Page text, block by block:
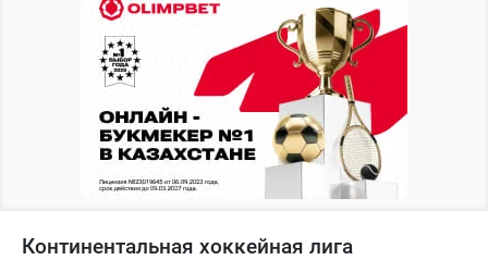
Континентальная хоккейная лига